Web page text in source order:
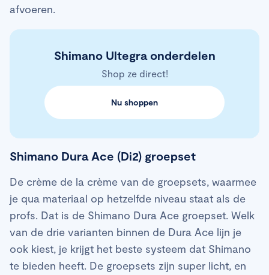
afvoeren.
Shimano Ultegra onderdelen
Shop ze direct!
Nu shoppen
Shimano Dura Ace (Di2) groepset
De crème de la crème van de groepsets, waarmee
je qua materiaal op hetzelfde niveau staat als de
profs. Dat is de Shimano Dura Ace groepset. Welk
van de drie varianten binnen de Dura Ace lijn je
ook kiest, je krijgt het beste systeem dat Shimano
te bieden heeft. De groepsets zijn super licht, en